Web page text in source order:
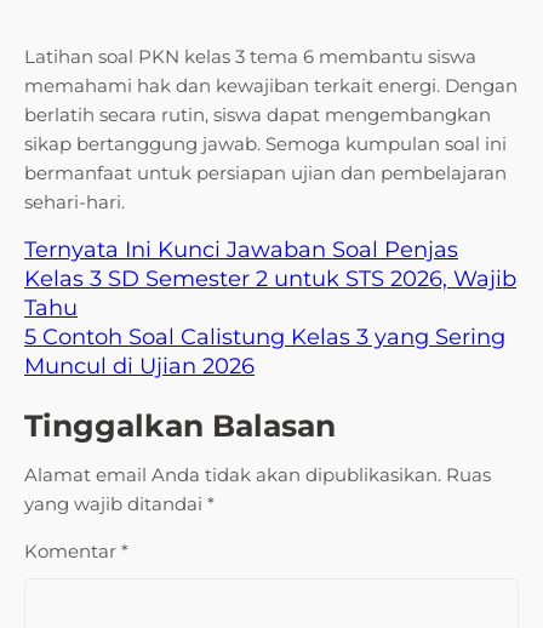
Latihan soal PKN kelas 3 tema 6 membantu siswa
memahami hak dan kewajiban terkait energi. Dengan
berlatih secara rutin, siswa dapat mengembangkan
sikap bertanggung jawab. Semoga kumpulan soal ini
bermanfaat untuk persiapan ujian dan pembelajaran
sehari-hari.
Ternyata Ini Kunci Jawaban Soal Penjas
Kelas 3 SD Semester 2 untuk STS 2026, Wajib
Tahu
5 Contoh Soal Calistung Kelas 3 yang Sering
Muncul di Ujian 2026
Tinggalkan Balasan
Alamat email Anda tidak akan dipublikasikan. Ruas
yang wajib ditandai *
Komentar *